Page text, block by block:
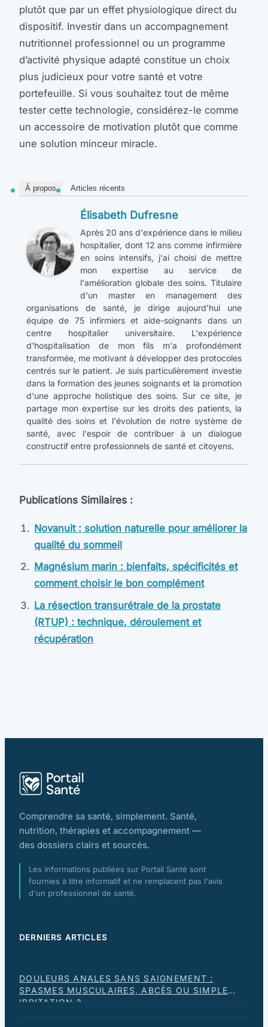
plutôt que par un effet physiologique direct du
dispositif. Investir dans un accompagnement
nutritionnel professionnel ou un programme
d’activité physique adapté constitue un choix
plus judicieux pour votre santé et votre
portefeuille. Si vous souhaitez tout de même
tester cette technologie, considérez-le comme
un accessoire de motivation plutôt que comme
une solution minceur miracle.
À propos Articles récents
Élisabeth Dufresne
Après 20 ans d'expérience dans le milieu
hospitalier, dont 12 ans comme infirmière
en soins intensifs, j'ai choisi de mettre
mon expertise au service de
l'amélioration globale des soins. Titulaire
d'un master en management des
organisations de santé, je dirige aujourd'hui une
équipe de 75 infirmiers et aide-soignants dans un
centre hospitalier universitaire. L'expérience
d'hospitalisation de mon fils m'a profondément
transformée, me motivant à développer des protocoles
centrés sur le patient. Je suis particulièrement investie
dans la formation des jeunes soignants et la promotion
d'une approche holistique des soins. Sur ce site, je
partage mon expertise sur les droits des patients, la
qualité des soins et l'évolution de notre système de
santé, avec l'espoir de contribuer à un dialogue
constructif entre professionnels de santé et citoyens.
Publications Similaires :
Novanuit : solution naturelle pour améliorer la
qualité du sommeil
Magnésium marin : bienfaits, spécificités et
comment choisir le bon complément
La résection transurétrale de la prostate
(RTUP) : technique, déroulement et
récupération
Comprendre sa santé, simplement. Santé,
nutrition, thérapies et accompagnement —
des dossiers clairs et sourcés.
Les informations publiées sur Portail Santé sont
fournies à titre informatif et ne remplacent pas l'avis
d'un professionnel de santé.
DERNIERS ARTICLES
DOULEURS ANALES SANS SAIGNEMENT :
SPASMES MUSCULAIRES, ABCÈS OU SIMPLE
IRRITATION ?